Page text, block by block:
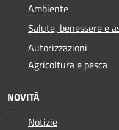
Ambiente
Salute, benessere e
Autorizzazioni
Agricoltura e pesca
NOVITÀ
Notizie